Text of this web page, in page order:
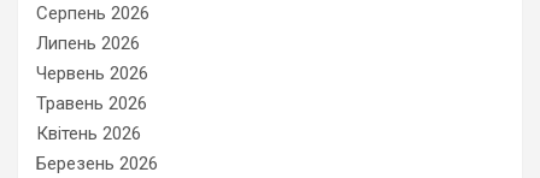
Серпень 2026
Липень 2026
Червень 2026
Травень 2026
Квітень 2026
Березень 2026